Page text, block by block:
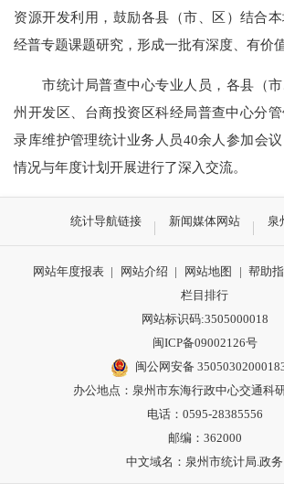
资源开发利用 ，鼓励各县（市、区）结合
经普专题课题研究，形成一批有深度、有价
市统计局普查中心专业人员 ， 各县（
州开发区、台商投资区科经局普查中心分
录库维护管理统计业务人员40余人参加会
情况与年度计划开展进行了深入交流。
统计导航链接 新闻媒体网站 泉
网站年度报表 | 网站介绍 | 网站地图 | 帮助
栏目排行
网站标识码:3505000018
闽ICP备09002126号
闽公网安备
办公地点：泉州市东海行政中心交通科
电话：0595-28385556
邮编：362000
中文域名：泉州市统计局.政务